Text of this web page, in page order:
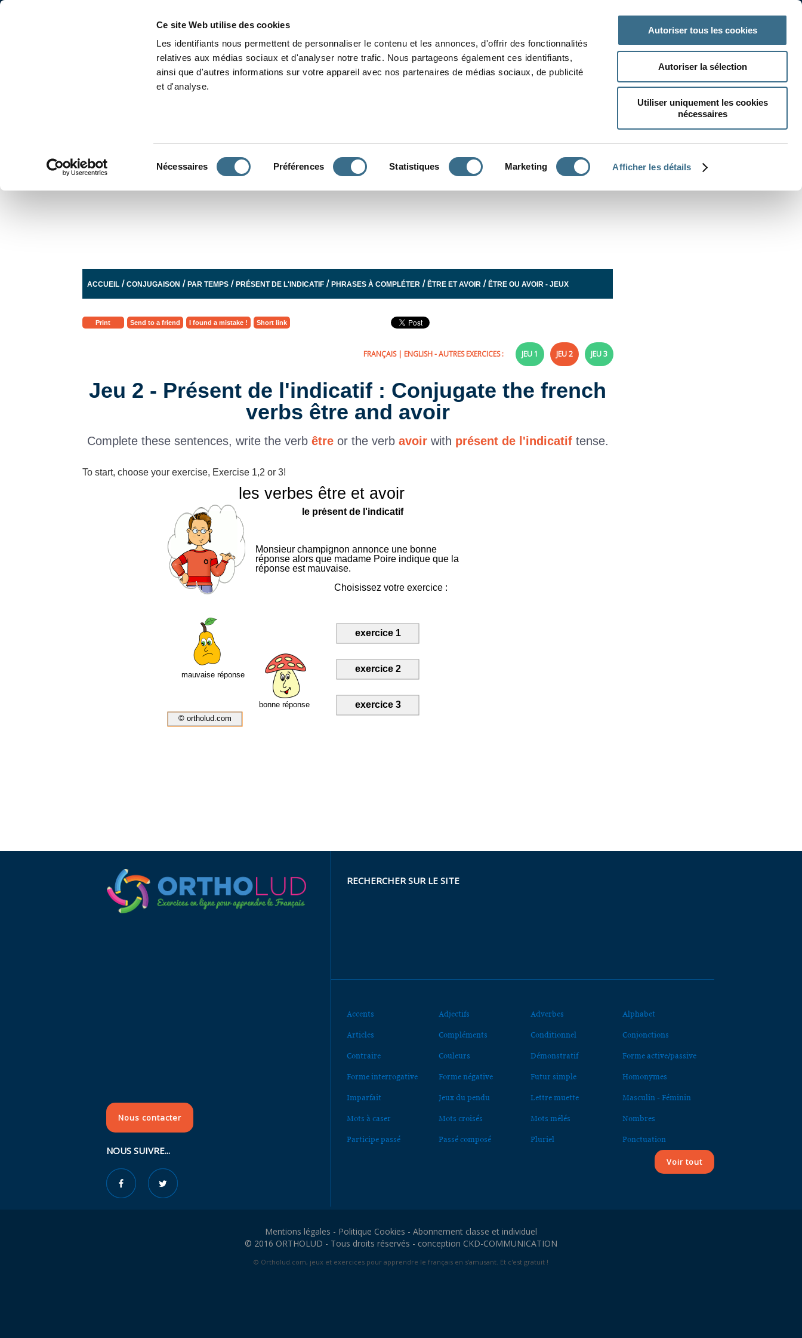
Ce site Web utilise des cookies
Les identifiants nous permettent de personnaliser le contenu et les annonces, d'offrir des fonctionnalités
relatives aux médias sociaux et d'analyser notre trafic. Nous partageons également ces identifiants,
ainsi que d'autres informations sur votre appareil avec nos partenaires de médias sociaux, de publicité
et d'analyse.
Nécessaires Préférences Statistiques Marketing Afficher les détails
Autoriser tous les cookies
Autoriser la sélection
Utiliser uniquement les cookies
nécessaires
ACCUEIL /CONJUGAISON /PAR TEMPS /PRÉSENT DE L'INDICATIF /PHRASES À COMPLÉTER /ÊTRE ET AVOIR /ÊTRE OU AVOIR - JEUX
Print Send to a friend I found a mistake ! Short link
FRANÇAIS| ENGLISH- AUTRES EXERCICES : JEU 1 JEU 2 JEU 3
Jeu 2 - Présent de l'indicatif : Conjugate the french
verbs être and avoir
Complete these sentences, write the verb êtreor the verb avoirwith présent de l'indicatiftense.
To start, choose your exercise, Exercise 1,2 or 3!
Nous contacter
NOUS SUIVRE...
RECHERCHER SUR LE SITE
Accents Adjectifs Adverbes Alphabet
Articles Compléments Conditionnel Conjonctions
Contraire Couleurs Démonstratif Forme active/passive
Forme interrogative Forme négative Futur simple Homonymes
Imparfait Jeux du pendu Lettre muette Masculin - Féminin
Mots à caser Mots croisés Mots mêlés Nombres
Participe passé Passé composé Pluriel Ponctuation
Voir tout
Mentions légales - Politique Cookies - Abonnement classe et individuel
© 2016 ORTHOLUD - Tous droits réservés - conception CKD-COMMUNICATION
© Ortholud.com, jeux et exercices pour apprendre le français en s'amusant. Et c'est gratuit !